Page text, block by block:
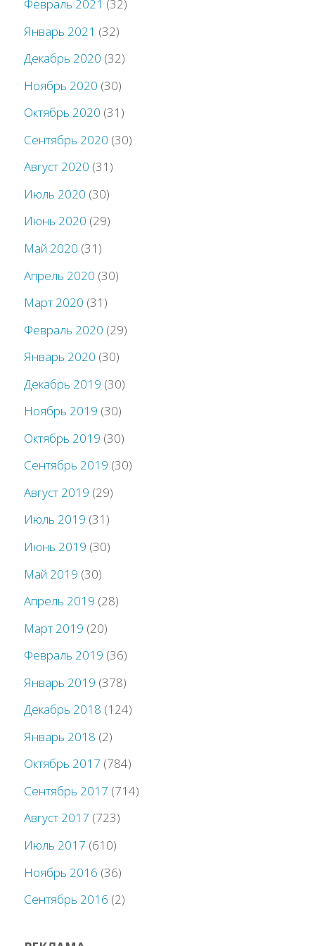
Февраль 2021 (32)
Январь 2021 (32)
Декабрь 2020 (32)
Ноябрь 2020 (30)
Октябрь 2020 (31)
Сентябрь 2020 (30)
Август 2020 (31)
Июль 2020 (30)
Июнь 2020 (29)
Май 2020 (31)
Апрель 2020 (30)
Март 2020 (31)
Февраль 2020 (29)
Январь 2020 (30)
Декабрь 2019 (30)
Ноябрь 2019 (30)
Октябрь 2019 (30)
Сентябрь 2019 (30)
Август 2019 (29)
Июль 2019 (31)
Июнь 2019 (30)
Май 2019 (30)
Апрель 2019 (28)
Март 2019 (20)
Февраль 2019 (36)
Январь 2019 (378)
Декабрь 2018 (124)
Январь 2018 (2)
Октябрь 2017 (784)
Сентябрь 2017 (714)
Август 2017 (723)
Июль 2017 (610)
Ноябрь 2016 (36)
Сентябрь 2016 (2)